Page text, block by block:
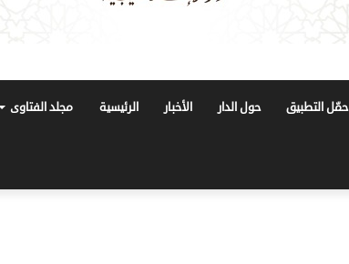
حمّل التطبيق حول الدار الأخبار الرئيسية مجلد الفتاوى